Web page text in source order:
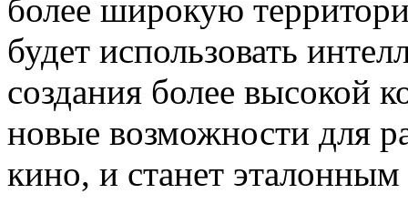
более широкую
будет использовать
создания более высокой
новые возможности для
кино, и станет